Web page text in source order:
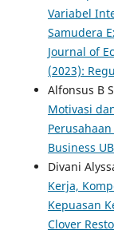
Variabel
Samudera
Journal of
(2023):
Alfonsus B
Motivasi
Business
Divani
Kerja,
Kepuasan
Clover